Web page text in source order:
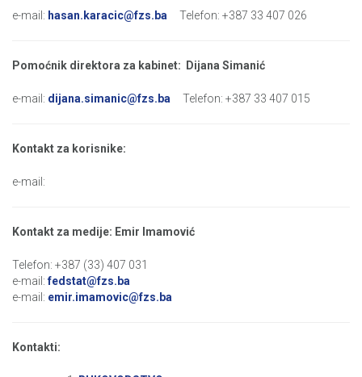
e-mail: hasan.karacic@fzs.ba Telefon: +387 33 407 026
Pomoćnik direktora za kabinet: Dijana Simanić
e-mail: dijana.simanic@fzs.ba Telefon: +387 33 407 015
Kontakt za korisnike:
e-mail:
Kontakt za medije: Emir Imamović
Telefon: +387 (33) 407 031
e-mail:fedstat@fzs.ba
e-mail: emir.imamovic@fzs.ba
Kontakti: